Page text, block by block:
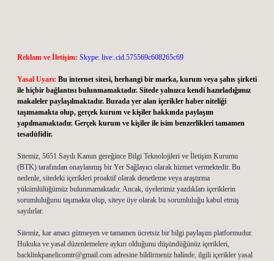
Reklam ve İletişim: Skype: live:.cid.575569c608265c69
Yasal Uyarı: Bu internet sitesi, herhangi bir marka, kurum veya şahıs şirketi
ile hiçbir bağlantısı bulunmamaktadır. Sitede yalnızca kendi hazırladığımız
makaleler paylaşılmaktadır. Burada yer alan içerikler haber niteliği
taşımamakta olup, gerçek kurum ve kişiler hakkında paylaşım
yapılmamaktadır. Gerçek kurum ve kişiler ile isim benzerlikleri tamamen
tesadüfidir.
Sitemiz, 5651 Sayılı Kanun gereğince Bilgi Teknolojileri ve İletişim Kurumu
(BTK) tarafından onaylanmış bir Yer Sağlayıcı olarak hizmet vermektedir. Bu
nedenle, sitedeki içerikleri proaktif olarak denetleme veya araştırma
yükümlülüğümüz bulunmamaktadır. Ancak, üyelerimiz yazdıkları içeriklerin
sorumluluğunu taşımakta olup, siteye üye olarak bu sorumluluğu kabul etmiş
sayılırlar.
Sitemiz, kar amacı gütmeyen ve tamamen ücretsiz bir bilgi paylaşım platformudur.
Hukuka ve yasal düzenlemelere aykırı olduğunu düşündüğünüz içerikleri,
backlinkpanelicomtr@gmail.com adresine bildirmeniz halinde, ilgili içerikler yasal